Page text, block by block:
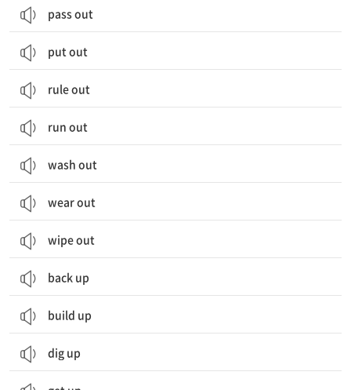
pass out
put out
rule out
run out
wash out
wear out
wipe out
back up
build up
dig up